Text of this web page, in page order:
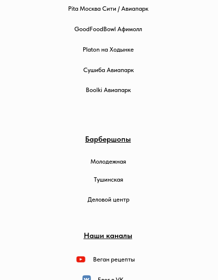
Барбершопы
Молодежная
Тушинская
Деловой центр
Pita Москва Сити / Авиапарк
GoodFoodBowl Афимолл
Platon на Ходынке
Сушиба Авиапарк
Boolki Авиапарк
Наши каналы
Веган рецепты